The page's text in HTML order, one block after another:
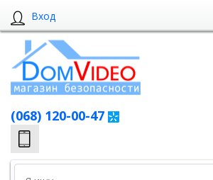
Вход
(068) 120-00-47